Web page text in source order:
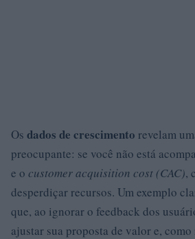
Os dados de crescimento revelam
preocupante: se você não está
e o customer acquisition cost (CAC),
desperdiçar recursos. Um exemplo
que, ao ignorar o feedback dos
ajustar sua proposta de valor e, como